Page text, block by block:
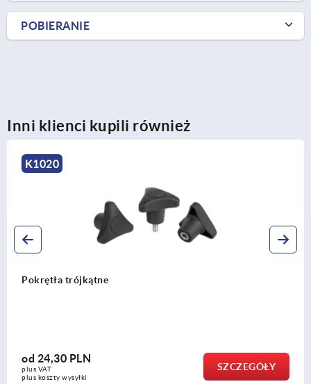
POBIERANIE
Inni klienci kupili również
od
plus VAT
plus koszty wysyłki